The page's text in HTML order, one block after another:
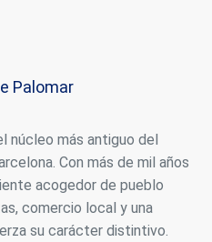
Palomar
núcleo más antiguo del
Con más de mil años
acogedor de pueblo
comercio local y una
su carácter distintivo.